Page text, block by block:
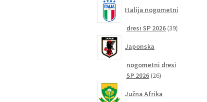
Italija nogometni
dresi SP 2026 3939
Japonska
nogometni dresi
SP 2026 2626
Južna Afrika